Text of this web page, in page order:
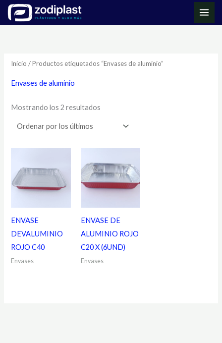
Inicio / Productos etiquetados “Envases de aluminio”
Envases de aluminio
Mostrando los 2 resultados
Ordenado
ENVASE
DEVALUMINIO
ROJO C40
Envases
ENVASE DE
ALUMINIO ROJO
C20 X (6UND)
Envases